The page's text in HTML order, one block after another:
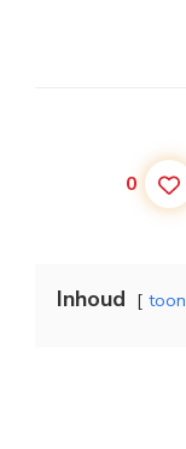
0
Inhoud toon